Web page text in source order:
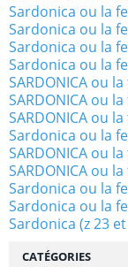
Sardonica ou la
Sardonica ou la
Sardonica ou la
Sardonica ou la
SARDONICA ou
SARDONICA ou
SARDONICA ou
Sardonica ou la
SARDONICA ou
SARDONICA ou
Sardonica ou la
Sardonica ou la
Sardonica (z 23 et
CATÉGORIES